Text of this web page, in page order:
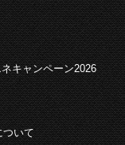
キャンペーン2026
ついて